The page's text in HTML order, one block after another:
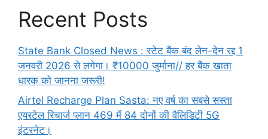
Recent Posts
State Bank Closed News : स्टेट बैंक बंद लेन-देन रद्द 1
जनवरी 2026 से लगेगा। ₹10000 जुर्माना// हर बैंक खाता
धारक को जानना जरूरी!
Airtel Recharge Plan Sasta: नए वर्ष का सबसे सस्ता
एयरटेल रिचार्ज प्लान 469 में 84 दोनों की वैलिडिटी 5G
इंटरनेट।